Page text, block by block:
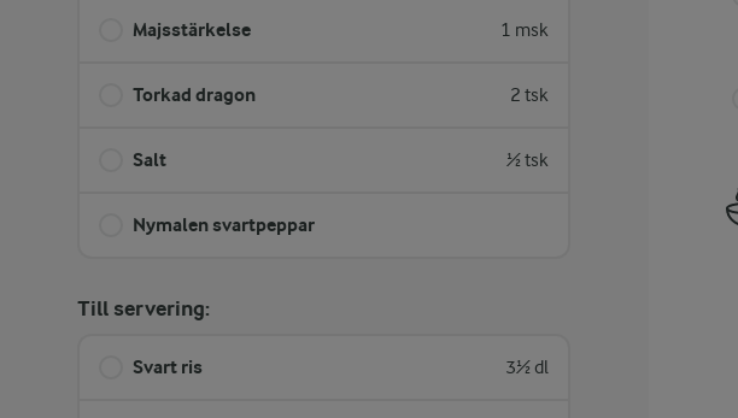
Majsstärkelse 1 msk
Torkad dragon 2 tsk
Salt ½ tsk
Nymalen svartpeppar
Till servering:
Svart ris 3½ dl